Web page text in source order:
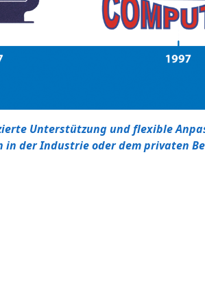
Unterstützung und flexible
der Industrie oder dem privaten